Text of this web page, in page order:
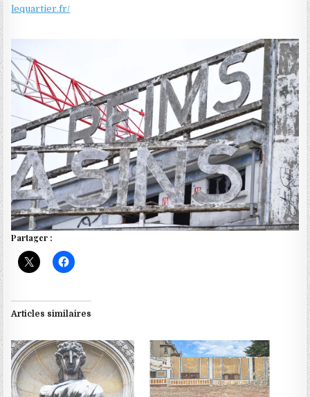
lequartier.fr/
Partager :
Articles similaires